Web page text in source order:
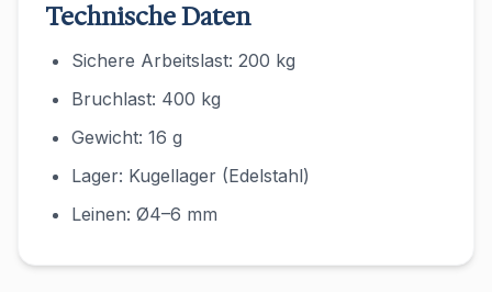
Technische Daten
Sichere Arbeitslast: 200 kg
Bruchlast: 400 kg
Gewicht: 16 g
Lager: Kugellager (Edelstahl)
Leinen: Ø4–6 mm